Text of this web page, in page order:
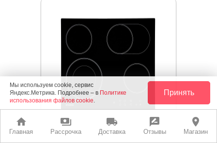
home
Главная
payments
Рассрочка
local_shipping
Доставка
rate_review
Отзывы
place
Магазин
Мы используем cookie, сервис
Яндекс.Метрика. Подробнее – в Политике
использования файлов cookie.
Принять